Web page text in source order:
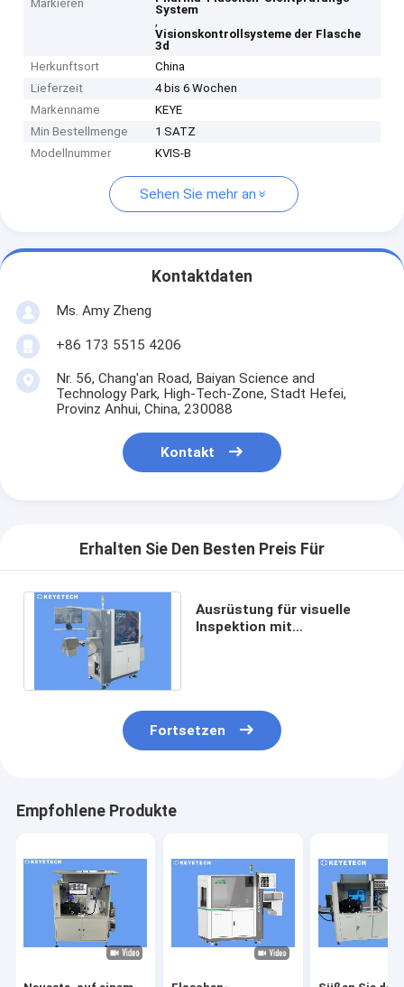
Markieren
System
,
Visionskontrollsysteme der Flasche
3d
Herkunftsort
China
Lieferzeit
4 bis 6 Wochen
Markenname
KEYE
Min Bestellmenge
1 SATZ
Modellnummer
KVIS-B
Sehen Sie mehr an
Kontaktdaten
Ms. Amy Zheng
+86 173 5515 4206
Nr. 56, Chang'an Road, Baiyan Science and
Technology Park, High-Tech-Zone, Stadt Hefei,
Provinz Anhui, China, 230088
Kontakt
Erhalten Sie Den Besten Preis Für
Ausrüstung für visuelle
Inspektion mit
Fortsetzen
Empfohlene Produkte